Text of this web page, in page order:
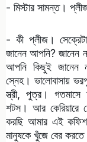
- মিস্টার সামন্ত।
- কী প্লীজ।
জানেন আপনি? জানেন
আপনি কিছুই জানেন
স্নেহ। ভালোবাসায়
স্ত্রী, পুত্র। গতমাসে
শটস। আর কেরিয়ারে
করছি আমার এই
মানুষকে খুঁজে বের